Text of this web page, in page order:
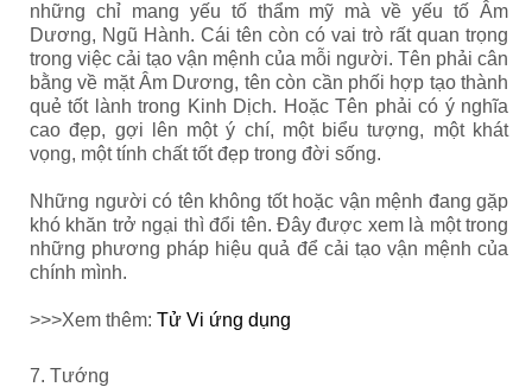
những chỉ mang yếu tố thẩm mỹ mà về yếu tố Âm
Dương, Ngũ Hành. Cái tên còn có vai trò rất quan trọng
trong việc cải tạo vận mệnh của mỗi người. Tên phải cân
bằng về mặt Âm Dương, tên còn cần phối hợp tạo thành
quẻ tốt lành trong Kinh Dịch. Hoặc Tên phải có ý nghĩa
cao đẹp, gợi lên một ý chí, một biểu tượng, một khát
vọng, một tính chất tốt đẹp trong đời sống.
Những người có tên không tốt hoặc vận mệnh đang gặp
khó khăn trở ngại thì đổi tên. Đây được xem là một trong
những phương pháp hiệu quả để cải tạo vận mệnh của
chính mình.
>>>Xem thêm: Tử Vi ứng dụng
7. Tướng